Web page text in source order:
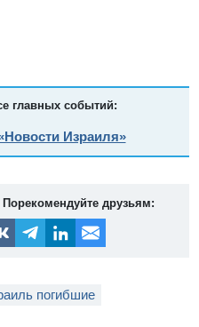
главных событий:
Израиля»
друзьям:
погибшие